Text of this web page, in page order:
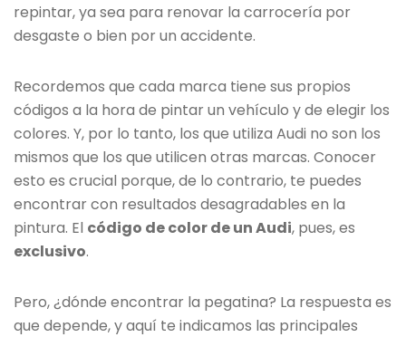
repintar, ya sea para renovar la carrocería por
desgaste o bien por un accidente.
Recordemos que cada marca tiene sus propios
códigos a la hora de pintar un vehículo y de elegir los
colores. Y, por lo tanto, los que utiliza Audi no son los
mismos que los que utilicen otras marcas. Conocer
esto es crucial porque, de lo contrario, te puedes
encontrar con resultados desagradables en la
pintura. El código de color de un Audi, pues, es
exclusivo.
Pero, ¿dónde encontrar la pegatina? La respuesta es
que depende, y aquí te indicamos las principales